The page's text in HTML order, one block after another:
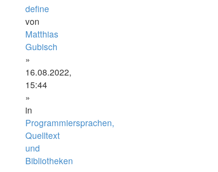
define
von
Matthias
Gubisch
»
16.08.2022,
15:44
»
in
Programmiersprachen,
Quelltext
und
Bibliotheken